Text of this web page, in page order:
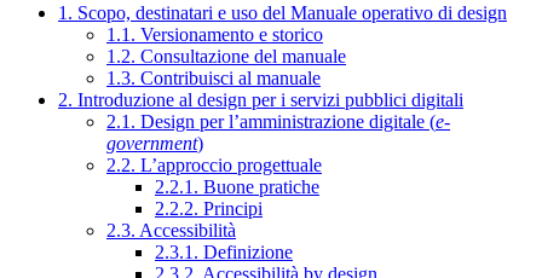
1. Scopo, destinatari e uso del Manuale operativo di design
1.1. Versionamento e storico
1.2. Consultazione del manuale
1.3. Contribuisci al manuale
2. Introduzione al design per i servizi pubblici digitali
2.1. Design per l’amministrazione digitale (e-
government)
2.2. L’approccio progettuale
2.2.1. Buone pratiche
2.2.2. Principi
2.3. Accessibilità
2.3.1. Definizione
2.3.2. Accessibilità by design